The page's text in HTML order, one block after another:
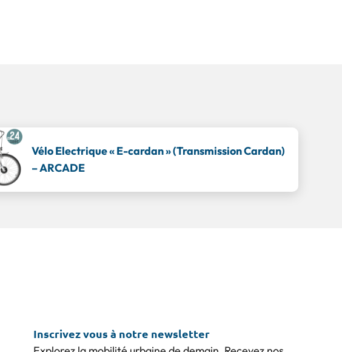
Vélo Electrique « E-cardan » (Transmission Cardan)
– ARCADE
Inscrivez vous à notre newsletter